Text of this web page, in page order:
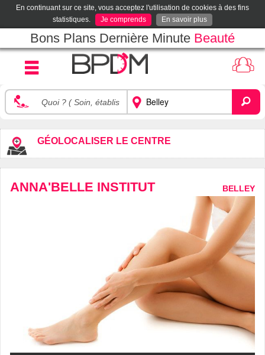
En continuant sur ce site, vous acceptez l'utilisation de cookies à des fins
statistiques.
Je comprends En savoir plus
Bons Plans Dernière Minute Beauté
GÉOLOCALISER LE CENTRE
ANNA'BELLE INSTITUT BELLEY